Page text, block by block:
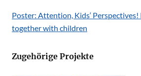
Poster: Attention, Kids‘ Perspectives!
together with children
Zugehörige Projekte